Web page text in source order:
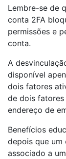
Lembre-se de
conta 2FA
permissões e
conta.
A
disponível
dois fatores
de dois fatores
endereço de
Benefícios
depois que um
associado a